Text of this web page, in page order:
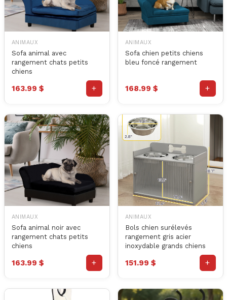
ANIMAUX
Sofa animal avec
rangement chats petits
chiens
163.99 $ +
ANIMAUX
Sofa chien petits chiens
bleu foncé rangement
168.99 $ +
ANIMAUX
Sofa animal noir avec
rangement chats petits
chiens
163.99 $ +
ANIMAUX
Bols chien surélevés
rangement gris acier
inoxydable grands chiens
151.99 $ +